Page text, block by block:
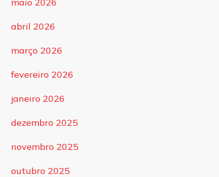
abril 2026
março 2026
fevereiro 2026
janeiro 2026
dezembro 2025
novembro 2025
outubro 2025